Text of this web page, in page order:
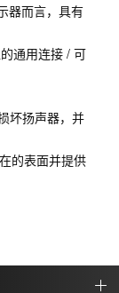
器而言，具有
通用连接 / 可
坏扬声器，并
的表面并提供